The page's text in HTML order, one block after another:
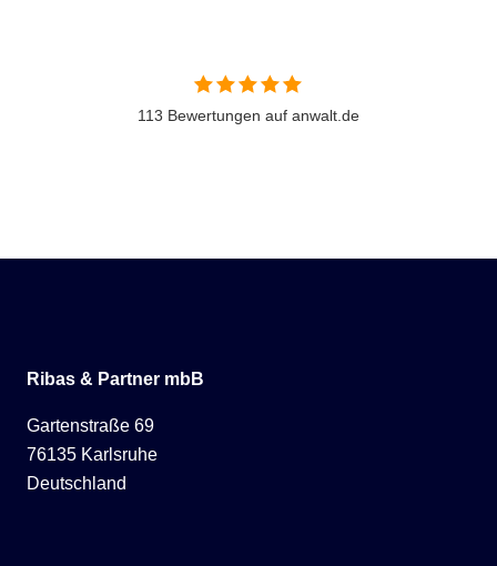
113 Bewertungen auf anwalt.de
Ribas & Partner mbB
Gartenstraße 69
76135 Karlsruhe
Deutschland